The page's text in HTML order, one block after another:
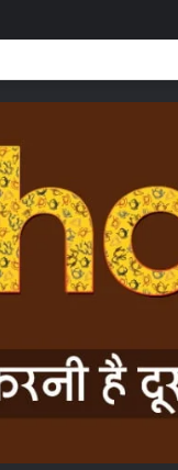
ने केंद्रीय मंत्री से पर्याप्त